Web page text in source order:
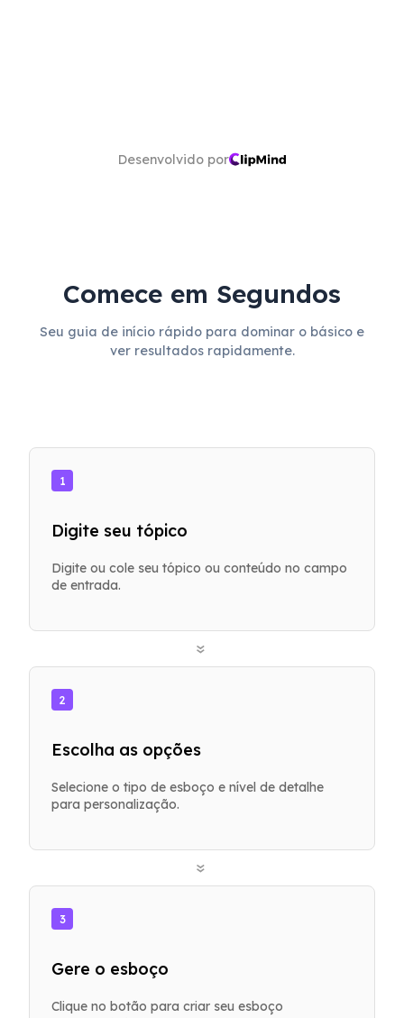
Desenvolvido por
Comece em Segundos
Seu guia de início rápido para dominar o básico e
ver resultados rapidamente.
1
Digite seu tópico
Digite ou cole seu tópico ou conteúdo no campo
de entrada.
»
2
Escolha as opções
Selecione o tipo de esboço e nível de detalhe
para personalização.
»
3
Gere o esboço
Clique no botão para criar seu esboço